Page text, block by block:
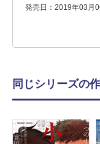
発売日：2019年03月
同じシリーズの